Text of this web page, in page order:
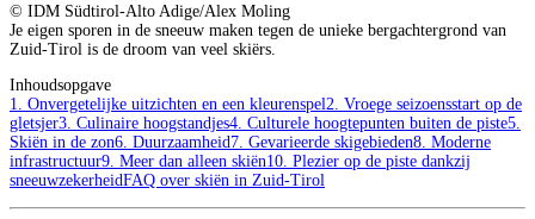
© IDM Südtirol-Alto Adige/Alex Moling
Je eigen sporen in de sneeuw maken tegen de unieke bergachtergrond van
Zuid-Tirol is de droom van veel skiërs.
Inhoudsopgave
1. Onvergetelijke uitzichten en een kleurenspel 2. Vroege seizoensstart op de
gletsjer3. Culinaire hoogstandjes4. Culturele hoogtepunten buiten de piste5.
Skiën in de zon6. Duurzaamheid 7. Gevarieerde skigebieden8. Moderne
infrastructuur9. Meer dan alleen skiën10. Plezier op de piste dankzij
sneeuwzekerheidFAQ over skiën in Zuid-Tirol